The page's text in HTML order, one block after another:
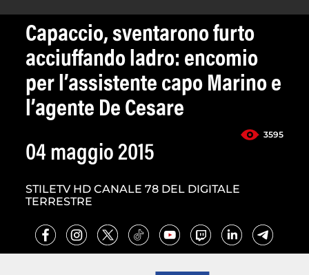
Capaccio, sventarono furto
acciuffando ladro: encomio
per l’assistente capo Marino e
l’agente De Cesare
3595
04 maggio 2015
STILETV HD CANALE 78 DEL DIGITALE
TERRESTRE